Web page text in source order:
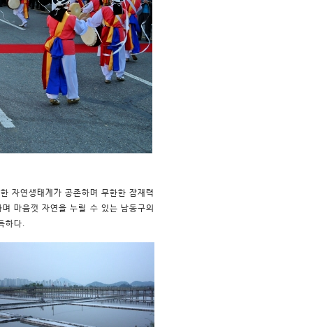
자연생태계가 공존하며 무한한 잠재력
마음껏 자연을 누릴 수 있는 남동구의
하다.